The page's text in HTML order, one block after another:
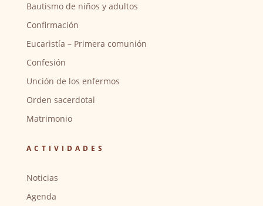
Bautismo de niños y adultos
Confirmación
Eucaristía – Primera comunión
Confesión
Unción de los enfermos
Orden sacerdotal
Matrimonio
ACTIVIDADES
Noticias
Agenda